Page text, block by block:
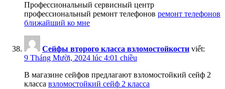
Профессиональный сервисный центр
профессиональный ремонт телефонов ремонт телефонов
ближайший ко мне
Сейфы второго класса взломостойкости viết:
9 Tháng Mười, 2024 lúc 4:01 chiều
В магазине сейфов предлагают взломостойкий сейф 2
класса взломостойкий сейф 2 класса